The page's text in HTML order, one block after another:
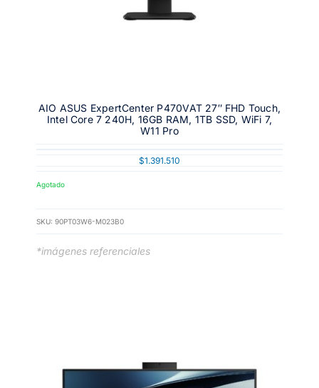
AIO ASUS ExpertCenter P470VAT 27″ FHD Touch,
Intel Core 7 240H, 16GB RAM, 1TB SSD, WiFi 7,
W11 Pro
$1.391.510
Agotado
SKU: 90PT03W6-M023B0
*imágenes referenciales